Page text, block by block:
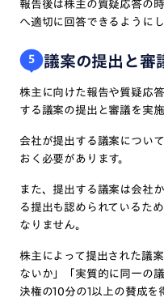
報告後は株主の質疑応答の
へ適切に回答できるようにし
5 議案の提出と審
株主に向けた報告や質疑応
する議案の提出と審議を実施
会社が提出する議案につい
おく必要があります。
また、提出する議案は会社
る提出も認められているた
なりません。
株主によって提出された議
ないか」「実質的に同一の
決権の10分の1以上の賛成